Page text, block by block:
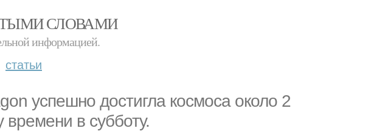
СЛОВАМИ
информацией.
статьи
успешно достигла космоса около 2
времени в субботу.